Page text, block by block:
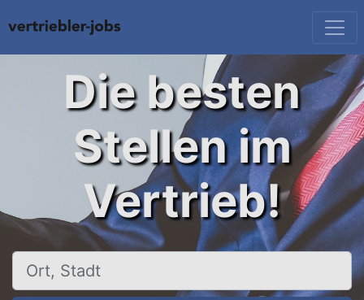
Die besten
Stellen im
Vertrieb!
Ort, Stadt